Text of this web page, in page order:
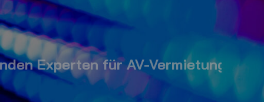
für AV-Vermietung - Über 35